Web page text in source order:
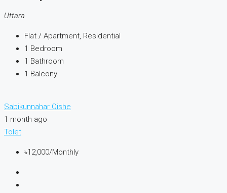
Uttara
Flat / Apartment, Residential
1 Bedroom
1 Bathroom
1 Balcony
Sabikunnahar Oishe
1 month ago
Tolet
৳12,000/Monthly